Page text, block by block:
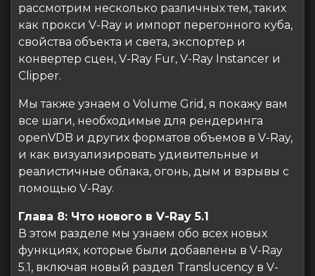
рассмотрим несколько различных тем, таких
как прокси V-Ray и импорт перегонного куба,
свойства объекта и света, экспортер и
конвертер сцен, V-Ray Fur, V-Ray Instancer и
Clipper.
Мы также узнаем о Volume Grid, я покажу вам
все шаги, необходимые для рендеринга
openVDB и других форматов объемов в V-Ray,
и как визуализировать удивительные и
реалистичные облака, огонь, дым и взрывы с
помощью V-Ray.
Глава 8: Что нового в V-Ray 5.1
В этом разделе мы узнаем обо всех новых
функциях, которые были добавлены в V-Ray
5.1, включая новый раздел Translucency в V-